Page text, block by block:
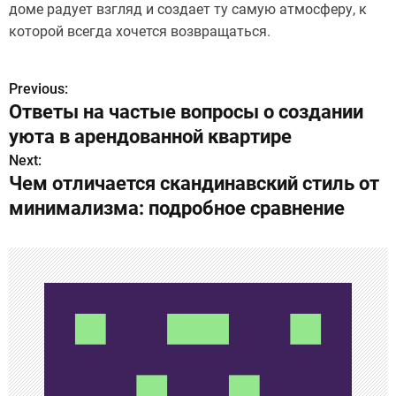
доме радует взгляд и создает ту самую атмосферу, к
которой всегда хочется возвращаться.
Н
а
в
и
а
ц
и
я
Previous:
Ответы на частые вопросы о создании
уюта в арендованной квартире
Next:
Чем отличается скандинавский стиль от
минимализма: подробное сравнение